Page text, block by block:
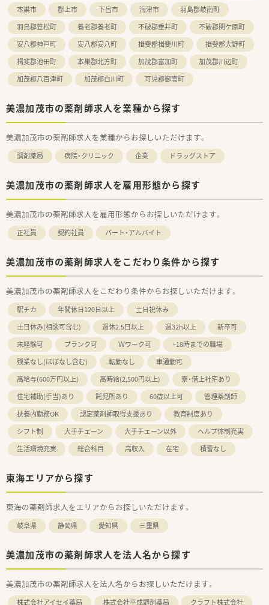
本巣市
郡上市 下呂市 海津市
羽島郡岐南町
羽島郡笠松町
養老郡養老町 不破郡垂井町
不破郡関ケ原町
安八郡神戸町
安八郡安八町 揖斐郡揖斐川町
揖斐郡大野町
揖斐郡池田町
本巣郡北方町 加茂郡富加町
加茂郡川辺町
加茂郡八百津町
加茂郡白川町 可児郡御嵩町
美濃加茂市の薬剤師求人を業種から探す
美濃加茂市の薬剤師求人を業種からお探しいただけます。
調剤薬局 病院・クリニック 企業 ドラッグストア
美濃加茂市の薬剤師求人を雇用形態から探す
美濃加茂市の薬剤師求人を雇用形態からお探しいただけます。
正社員 契約社員 パート・アルバイト
美濃加茂市の薬剤師求人をこだわり条件から探す
美濃加茂市の薬剤師求人をこだわり条件からお探しいただけます。
駅チカ 年間休日120日以上
土日祝休み
土日休み(相談可含む)
週休2.5日以上 週32h以上
新卒可
未経験可
ブランク可 Ｗワーク可
~18時までの職場
残業なし(ほぼなし含む)
転勤なし
車通勤可
高給与(600万円以上)
高時給(2,500円以上)
寮・借上社宅あり
住宅補助(手当)あり
託児所あり 60歳以上可
管理薬剤師
扶養内勤務OK
認定薬剤師取得支援あり
教育制度あり
シフト制
大手チェーン 大手チェーン以外
ヘルプ体制充実
生活環境充実
総合科目 高収入 在宅 積雪なし
東海エリアから探す
東海の薬剤師求人をエリアからお探しいただけます。
岐阜県 静岡県 愛知県 三重県
美濃加茂市の薬剤師求人を法人名から探す
美濃加茂市の薬剤師求人を法人名からお探しいただけます。
株式会社アイセイ薬局 株式会社平成調剤薬局
クラフト株式会社